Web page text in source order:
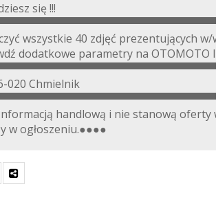
się !!!
wszystkie 40 zdjęć prezentujących
dodatkowe parametry na OTOMOTO
020 Chmielnik
handlową i nie stanową oferty
w ogłoszeniu.●●●●